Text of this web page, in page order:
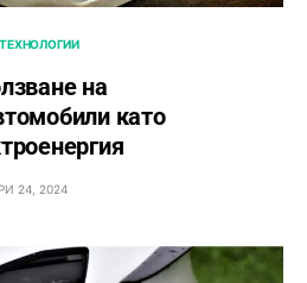
ТЕХНОЛОГИИ
на
като
24, 2024